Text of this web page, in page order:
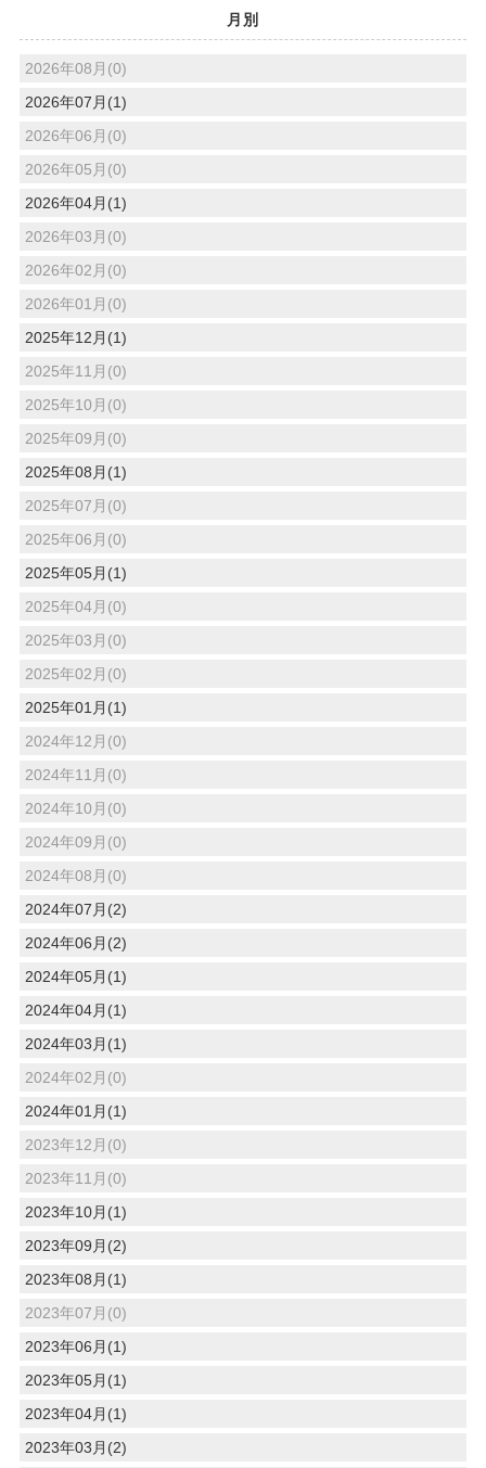
月別
2026年08月(0)
2026年07月(1)
2026年06月(0)
2026年05月(0)
2026年04月(1)
2026年03月(0)
2026年02月(0)
2026年01月(0)
2025年12月(1)
2025年11月(0)
2025年10月(0)
2025年09月(0)
2025年08月(1)
2025年07月(0)
2025年06月(0)
2025年05月(1)
2025年04月(0)
2025年03月(0)
2025年02月(0)
2025年01月(1)
2024年12月(0)
2024年11月(0)
2024年10月(0)
2024年09月(0)
2024年08月(0)
2024年07月(2)
2024年06月(2)
2024年05月(1)
2024年04月(1)
2024年03月(1)
2024年02月(0)
2024年01月(1)
2023年12月(0)
2023年11月(0)
2023年10月(1)
2023年09月(2)
2023年08月(1)
2023年07月(0)
2023年06月(1)
2023年05月(1)
2023年04月(1)
2023年03月(2)